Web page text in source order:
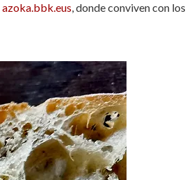
azoka.bbk.eus, donde conviven con